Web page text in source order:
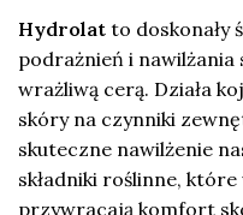
Hydrolat to doskonały
podrażnień i nawilżania
wrażliwą cerą. Działa
skóry na czynniki
skuteczne nawilżenie
składniki roślinne,
przywracają komfort